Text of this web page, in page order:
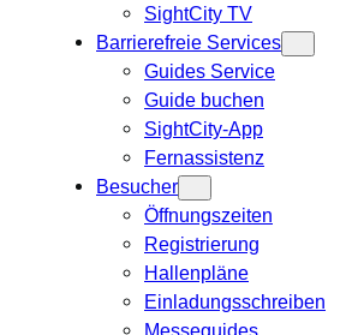
SightCity TV
Barrierefreie Services
Guides Service
Guide buchen
SightCity-App
Fernassistenz
Besucher
Öffnungszeiten
Registrierung
Hallenpläne
Einladungsschreiben
Messeguides